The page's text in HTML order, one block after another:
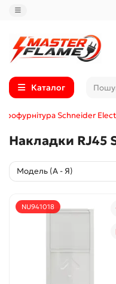
Каталог
Schneider
Накладки RJ45
NU941018